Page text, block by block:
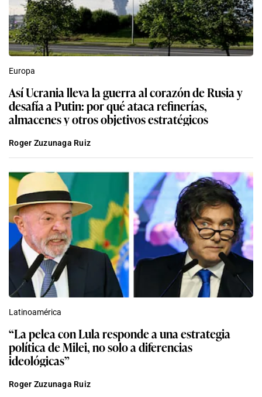
Europa
Así Ucrania lleva la guerra al corazón de Rusia y
desafía a Putin: por qué ataca refinerías,
almacenes y otros objetivos estratégicos
Roger Zuzunaga Ruiz
Latinoamérica
“La pelea con Lula responde a una estrategia
política de Milei, no solo a diferencias
ideológicas”
Roger Zuzunaga Ruiz